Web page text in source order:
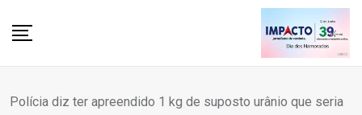
Polícia diz ter apreendido 1 kg de suposto urânio que seria